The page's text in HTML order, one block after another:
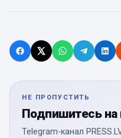
НЕ ПРОПУСТИТЬ
Подпишитесь на
Telegram-канал